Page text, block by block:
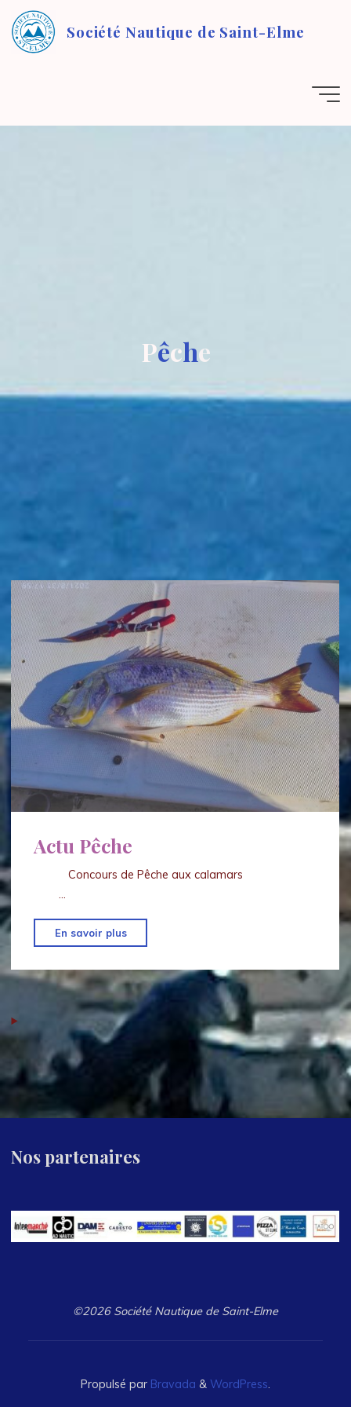
au
contenu
Société Nautique de Saint-Elme
Pêche
Actu Pêche
Concours de Pêche aux calamars
…
En savoir plus
Pêche"
Nos partenaires
©2026 Société Nautique de Saint-Elme
Propulsé par Bravada & WordPress.